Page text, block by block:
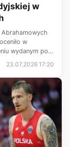
w
Abrahamowych
w
wydanym po
23.07.2026 17:20